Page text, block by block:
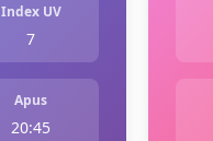
Index UV
7
Apus
20:45